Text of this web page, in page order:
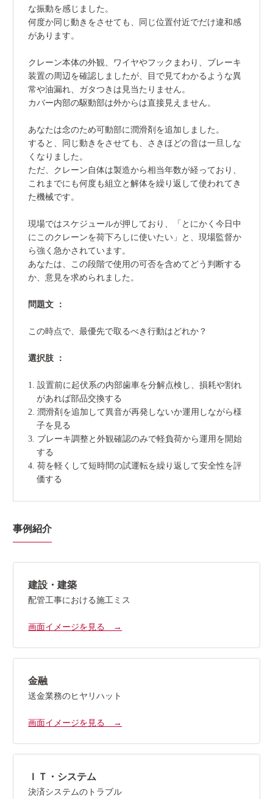
な振動を感じました。
何度か同じ動きをさせても、同じ位置付近でだけ違和感
があります。
クレーン本体の外観、ワイヤやフックまわり、ブレーキ
装置の周辺を確認しましたが、目で見てわかるような異
常や油漏れ、ガタつきは見当たりません。
カバー内部の駆動部は外からは直接見えません。
あなたは念のため可動部に潤滑剤を追加しました。
すると、同じ動きをさせても、さきほどの音は一旦しな
くなりました。
ただ、クレーン自体は製造から相当年数が経っており、
これまでにも何度も組立と解体を繰り返して使われてき
た機械です。
現場ではスケジュールが押しており、「とにかく今日中
にこのクレーンを荷下ろしに使いたい」と、現場監督か
ら強く急かされています。
あなたは、この段階で使用の可否を含めてどう判断する
か、意見を求められました。
問題文 ：
この時点で、最優先で取るべき行動はどれか？
選択肢 ：
1. 設置前に起伏系の内部歯車を分解点検し、損耗や割れ
があれば部品交換する
2. 潤滑剤を追加して異音が再発しないか運用しながら様
子を見る
3. ブレーキ調整と外観確認のみで軽負荷から運用を開始
する
4. 荷を軽くして短時間の試運転を繰り返して安全性を評
価する
事例紹介
建設・建築
配管工事における施工ミス
画面イメージを見る →
金融
送金業務のヒヤリハット
画面イメージを見る →
ＩＴ・システム
決済システムのトラブル